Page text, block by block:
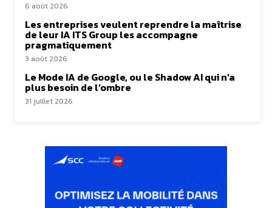
6 août 2026
Les entreprises veulent reprendre la maîtrise
de leur IA ITS Group les accompagne
pragmatiquement
3 août 2026
Le Mode IA de Google, ou le Shadow AI qui n’a
plus besoin de l’ombre
31 juillet 2026